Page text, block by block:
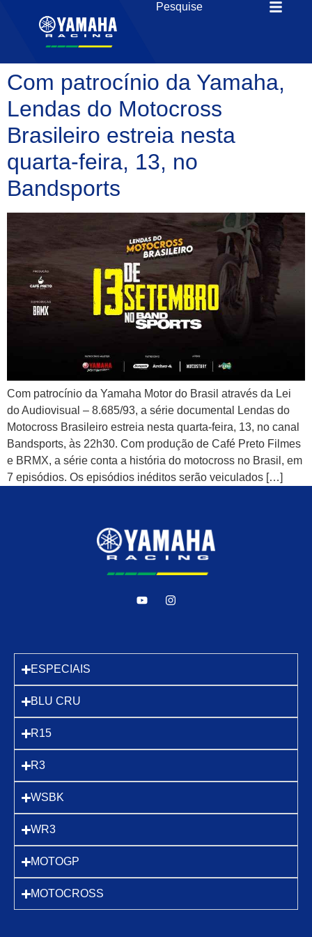
Com patrocínio da Yamaha,
Lendas do Motocross
Brasileiro estreia nesta
quarta-feira, 13, no
Bandsports
Com patrocínio da Yamaha Motor do Brasil através da Lei
do Audiovisual – 8.685/93, a série documental Lendas do
Motocross Brasileiro estreia nesta quarta-feira, 13, no canal
Bandsports, às 22h30. Com produção de Café Preto Filmes
e BRMX, a série conta a história do motocross no Brasil, em
7 episódios. Os episódios inéditos serão veiculados […]
ESPECIAIS
BLU CRU
R15
R3
WSBK
WR3
MOTOGP
MOTOCROSS